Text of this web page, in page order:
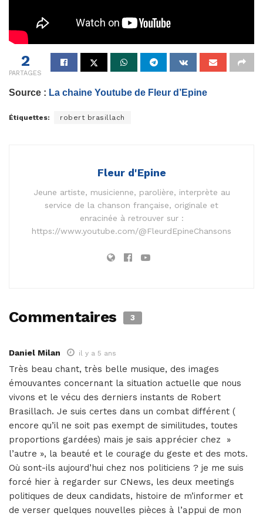
2
PARTAGES
Source : La chaine Youtube de Fleur d’Epine
Étiquettes: robert brasillach
Fleur d'Epine
Jeune artiste, musicienne, parolière, interprète au
service de la chanson française, originale et
enracinée à retrouver sur :
https://www.youtube.com/@FleurdEpineChansons
Commentaires 3
Daniel Milan il y a 5 ans
Très beau chant, très belle musique, des images
émouvantes concernant la situation actuelle que nous
vivons et le vécu des derniers instants de Robert
Brasillach. Je suis certes dans un combat différent (
encore qu’il ne soit pas exempt de similitudes, toutes
proportions gardées) mais je sais apprécier chez »
l’autre », la beauté et le courage du geste et des mots.
Où sont-ils aujourd’hui chez nos politiciens ? je me suis
forcé hier à regarder sur CNews, les deux meetings
politiques de deux candidats, histoire de m’informer et
de verser quelques nouvelles pièces à l’appui de mon